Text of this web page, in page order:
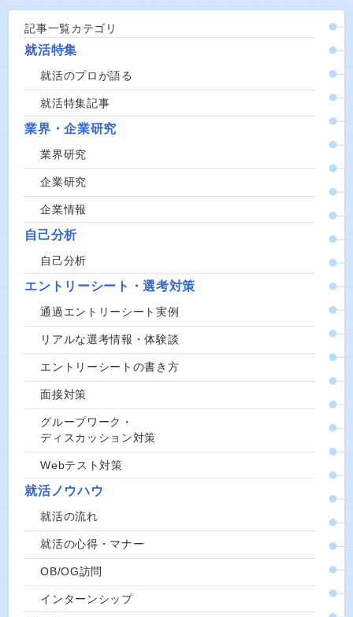
記事一覧カテゴリ
就活特集
就活のプロが語る
就活特集記事
業界・企業研究
業界研究
企業研究
企業情報
自己分析
自己分析
エントリーシート・選考対策
通過エントリーシート実例
リアルな選考情報・体験談
エントリーシートの書き方
面接対策
グループワーク・
ディスカッション対策
Webテスト対策
就活ノウハウ
就活の流れ
就活の心得・マナー
OB/OG訪問
インターンシップ